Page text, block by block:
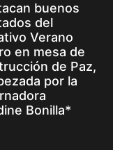
buenos
del
Verano
en mesa de
de Paz,
por la
Bonilla*